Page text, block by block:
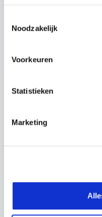
Noodzakelijk
Voorkeuren
Statistieken
Marketing
Veiligheid van
ondergaat een
permanente
5x sterker is dan
Bestand tegen
Voldoet aan EN